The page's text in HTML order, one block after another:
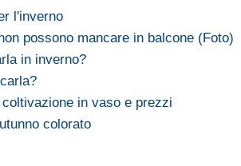
l'inverno
possono mancare in balcone (Foto)
in inverno?
in vaso e prezzi
colorato